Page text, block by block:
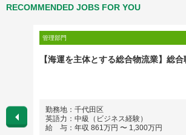
RECOMMENDED JOBS FOR YOU
管理部門
【海運を主体とする総合物流業】総合
勤務地：千代田区
英語力：中級（ビジネス経験）
給 与：年収 861万円 〜 1,300万円